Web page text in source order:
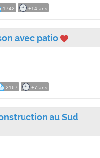
1742 +14 ans
avec patio
2167 +7 ans
au Sud